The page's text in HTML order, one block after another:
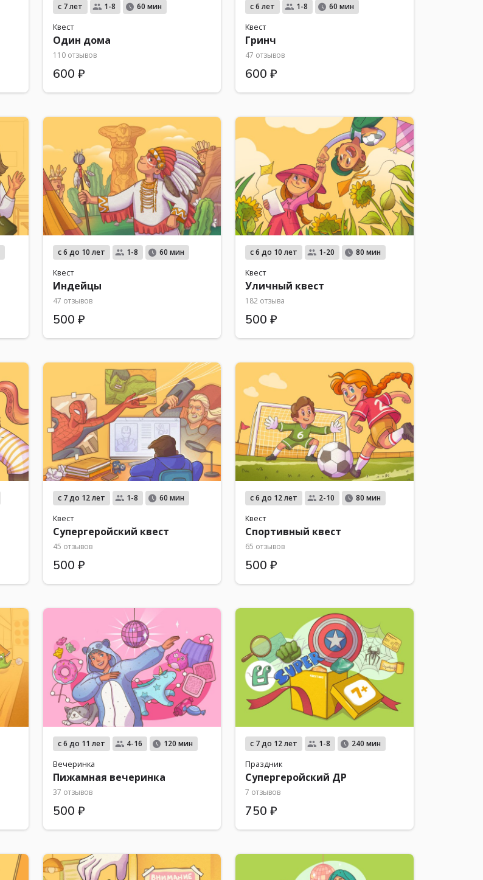
с 7 лет 1-8 60 мин
Квест
Один дома
110 отзывов
600 ₽
с 6 лет 1-8 60 мин
Квест
Гринч
47 отзывов
600 ₽
с 6 до 10 лет 1-8 60 мин
Квест
Индейцы
47 отзывов
500 ₽
с 6 до 10 лет 1-20 80 мин
Квест
Уличный квест
182 отзыва
500 ₽
с 7 до 12 лет 1-8 60 мин
Квест
Супергеройский квест
45 отзывов
500 ₽
с 6 до 12 лет 2-10 80 мин
Квест
Спортивный квест
65 отзывов
500 ₽
с 6 до 11 лет 4-16 120 мин
Вечеринка
Пижамная вечеринка
37 отзывов
500 ₽
с 7 до 12 лет 1-8 240 мин
Праздник
Супергеройский ДР
7 отзывов
750 ₽